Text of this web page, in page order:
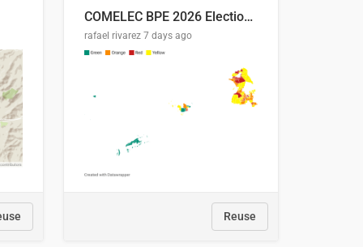
COMELEC BPE 2026 Election Areas of Concern
rafael rivarez 7 days ago
Reuse